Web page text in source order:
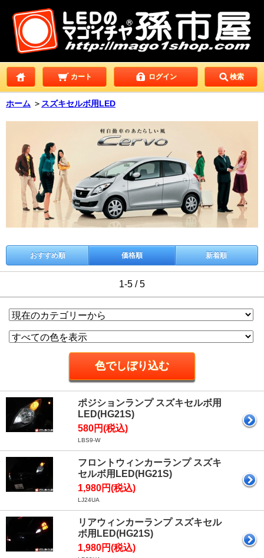
カート ログイン 検索
ホーム ＞ スズキセルボ用LED
おすすめ順 価格順 新着順
1-5 / 5
ポジションランプ スズキセルボ用
LED(HG21S)
580円(税込)
LBS9-W
フロントウィンカーランプ スズキ
セルボ用LED(HG21S)
1,980円(税込)
LJ24UA
リアウィンカーランプ スズキセル
ボ用LED(HG21S)
1,980円(税込)